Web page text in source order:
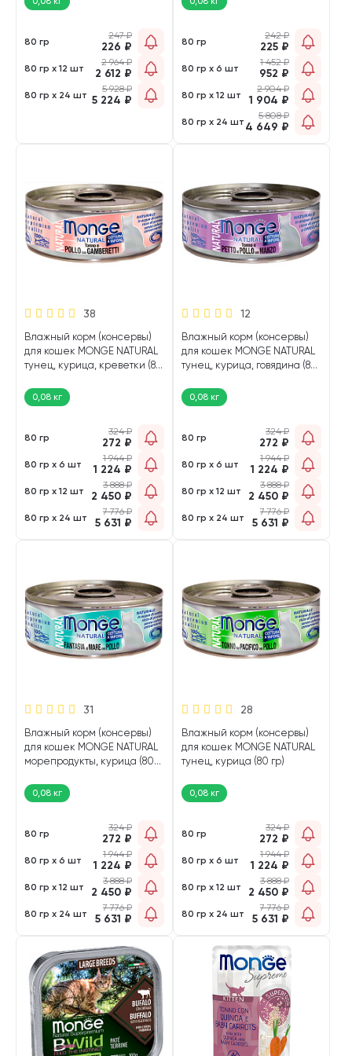
80 гр
247₽
226 ₽
80 гр х 12 шт
2 964₽
2 612 ₽
80 гр х 24 шт
5 928₽
5 224 ₽
80 гр
242₽
225 ₽
80 гр х 6 шт
1 452₽
952 ₽
80 гр х 12 шт
2 904₽
1 904 ₽
80 гр х 24 шт
5 808₽
4 649 ₽
38
Влажный корм (консервы)
для кошек MONGE NATURAL
тунец, курица, креветки (80
0,08 кг
80 гр
324₽
272 ₽
80 гр х 6 шт
1 944₽
1 224 ₽
80 гр х 12 шт
3 888₽
2 450 ₽
80 гр х 24 шт
7 776₽
5 631 ₽
12
Влажный корм (консервы)
для кошек MONGE NATURAL
тунец, курица, говядина (80
0,08 кг
80 гр
324₽
272 ₽
80 гр х 6 шт
1 944₽
1 224 ₽
80 гр х 12 шт
3 888₽
2 450 ₽
80 гр х 24 шт
7 776₽
5 631 ₽
31
Влажный корм (консервы)
для кошек MONGE NATURAL
морепродукты, курица (80
0,08 кг
80 гр
324₽
272 ₽
80 гр х 6 шт
1 944₽
1 224 ₽
80 гр х 12 шт
3 888₽
2 450 ₽
80 гр х 24 шт
7 776₽
5 631 ₽
28
Влажный корм (консервы)
для кошек MONGE NATURAL
тунец, курица (80 гр)
0,08 кг
80 гр
324₽
272 ₽
80 гр х 6 шт
1 944₽
1 224 ₽
80 гр х 12 шт
3 888₽
2 450 ₽
80 гр х 24 шт
7 776₽
5 631 ₽